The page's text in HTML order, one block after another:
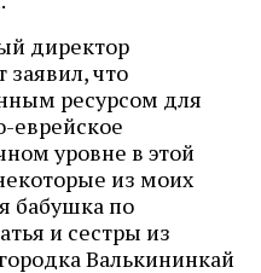
директор
что
ресурсом для
еврейское
уровне в этой
из моих
бабушка по
и сестры из
Валькининкай